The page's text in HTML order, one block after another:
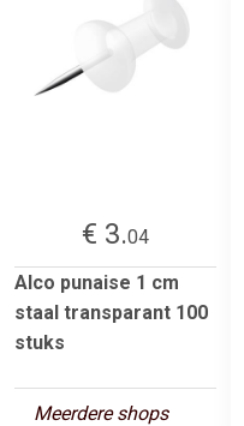
€ 3.04
Alco punaise 1 cm
staal transparant 100
stuks
Meerdere shops